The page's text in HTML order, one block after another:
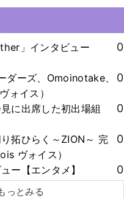
」インタビュー
0
ダーズ、Omoinotake、
ォイス）
0
に出席した初出場組
0
拓ひらく～ZION～ 完
ヴォイス）
0
ー【エンタメ】 0
っとみる